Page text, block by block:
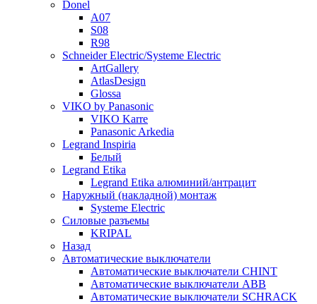
Donel
A07
S08
R98
Schneider Electric/Systeme Electric
ArtGallery
AtlasDesign
Glossa
VIKO by Panasonic
VIKO Karre
Panasonic Arkedia
Legrand Inspiria
Белый
Legrand Etika
Legrand Etika алюминий/антрацит
Наружный (накладной) монтаж
Systeme Electric
Силовые разъемы
KRIPAL
Назад
Автоматические выключатели
Автоматические выключатели CHINT
Автоматические выключатели ABB
Автоматические выключатели SCHRACK